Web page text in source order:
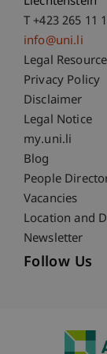
T +423 265 11
info@uni.li
Fußzeile
Legal
Privacy Policy
Disclaimer
Legal Notice
Fußzeile
my.uni.li
Blog
People
Vacancies
Location and
Newsletter
Follow Us